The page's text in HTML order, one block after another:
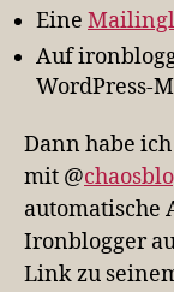
Eine
Auf
WordPress-
Dann habe
mit @
automatische
Ironblogger
Link zu